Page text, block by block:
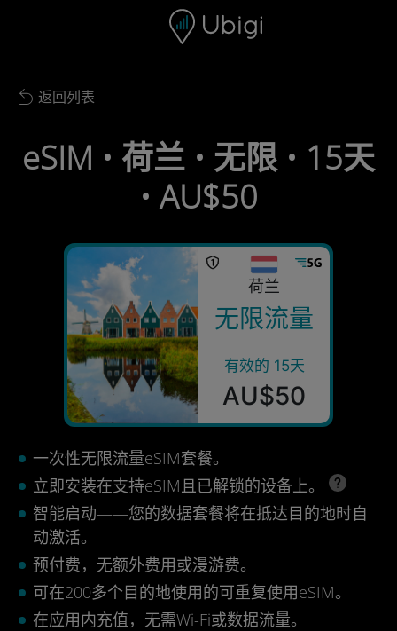
Back to list
返回列表
eSIM • 荷兰 • 无限 • 15天
• AU$50
荷兰
无限流量
有效的 15天
AU$50
一次性无限流量eSIM套餐。
立即安装在支持eSIM且已解锁的设备上。
智能启动——您的数据套餐将在抵达目的地时自
动激活。
预付费，无额外费用或漫游费。
可在200多个目的地使用的可重复使用eSIM。
在应用内充值，无需Wi-Fi或数据流量。